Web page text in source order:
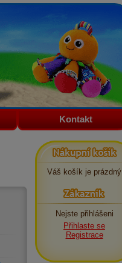
Kontakt
Nákupní košík
Váš košík je prázdný
Zákazník
Nejste přihlášeni
Přihlaste se
Registrace